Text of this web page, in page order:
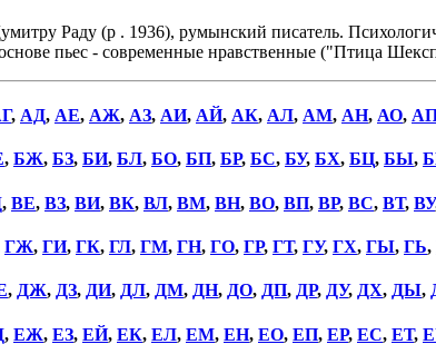
Раду (р . 1936), румынский писатель.
пьес - современные нравственные ("Птица
, АД, АЕ, АЖ, АЗ, АИ, АЙ, АК, АЛ, АМ, АН, АО,
, БЖ, БЗ, БИ, БЛ, БО, БП, БР, БС, БУ, БХ, БЦ, БЫ,
, ВЕ, ВЗ, ВИ, ВК, ВЛ, ВМ, ВН, ВО, ВП, ВР, ВС, ВТ, ВУ
ГЖ, ГИ, ГК, ГЛ, ГМ, ГН, ГО, ГР, ГТ, ГУ, ГХ, ГЫ, ГЬ,
, ДЖ, ДЗ, ДИ, ДЛ, ДМ, ДН, ДО, ДП, ДР, ДУ, ДХ, ДЫ,
, ЕЖ, ЕЗ, ЕЙ, ЕК, ЕЛ, ЕМ, ЕН, ЕО, ЕП, ЕР, ЕС, ЕТ,